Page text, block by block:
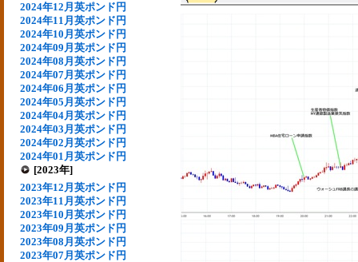
2024年12月英ポンド円
2024年11月英ポンド円
2024年10月英ポンド円
2024年09月英ポンド円
2024年08月英ポンド円
2024年07月英ポンド円
2024年06月英ポンド円
2024年05月英ポンド円
2024年04月英ポンド円
2024年03月英ポンド円
2024年02月英ポンド円
2024年01月英ポンド円
[2023年]
2023年12月英ポンド円
2023年11月英ポンド円
2023年10月英ポンド円
2023年09月英ポンド円
2023年08月英ポンド円
2023年07月英ポンド円